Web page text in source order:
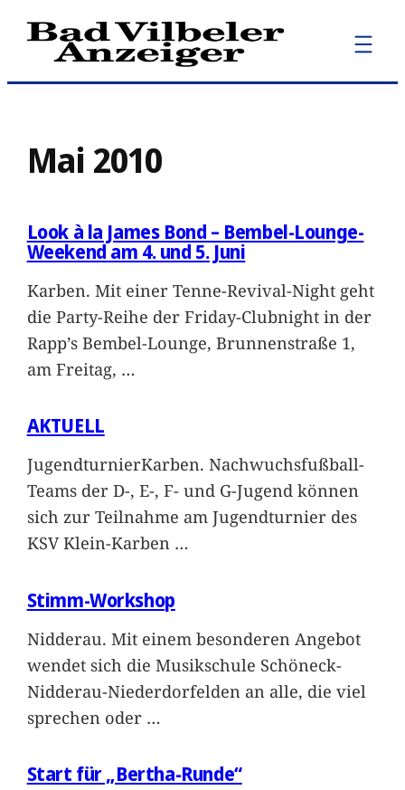
Zum
Inhalt
Mai 2010
Look à la James Bond – Bembel-Lounge-
Weekend am 4. und 5. Juni
Karben. Mit einer Tenne-Revival-Night geht
die Party-Reihe der Friday-Clubnight in der
Rapp’s Bembel-Lounge, Brunnenstraße 1,
am Freitag, …
AKTUELL
JugendturnierKarben. Nachwuchsfußball-
Teams der D-, E-, F- und G-Jugend können
sich zur Teilnahme am Jugendturnier des
KSV Klein-Karben …
Stimm-Workshop
Nidderau. Mit einem besonderen Angebot
wendet sich die Musikschule Schöneck-
Nidderau-Niederdorfelden an alle, die viel
sprechen oder …
Start für „Bertha-Runde“